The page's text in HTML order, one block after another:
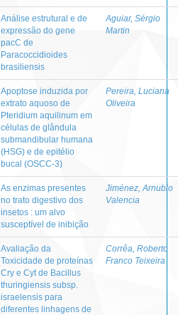
Análise estrutural e de
expressão do gene
pacC de
Paracoccidioides
brasiliensis
Aguiar, Sérgio
Martin
Apoptose induzida por
extrato aquoso de
Pteridium aquilinum em
células de glândula
submandibular humana
(HSG) e de epitélio
bucal (OSCC-3)
Pereira, Luciana
Oliveira
As enzimas presentes
no trato digestivo dos
insetos : um alvo
susceptível de inibição
Jiménez, Arnubio
Valencia
Avaliação da
Toxicidade de proteínas
Cry e Cyt de Bacillus
thuringiensis subsp.
israelensis para
diferentes linhagens de
Corrêa, Roberto
Franco Teixeira